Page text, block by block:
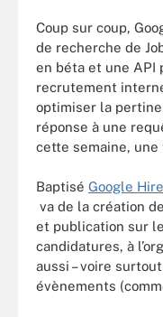
Coup sur coup,
de recherche de
en béta et une API
recrutement
optimiser la
réponse à une
cette semaine, une
Baptisé Google Hire
va de la création
et publication sur
candidatures, à
aussi – voire
évènements